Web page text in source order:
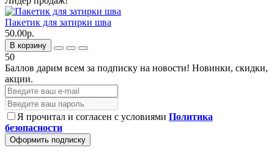
Пакетик для затирки шва
50.00р.
В корзину
50
Баллов дарим всем за подписку на новости! Новинки, скидки,
акции.
Я прочитал и согласен с условиями Политика
безопасности
Оформить подписку